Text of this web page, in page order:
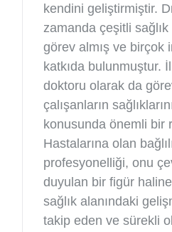
kendini geliştirmiştir.
zamanda çeşitli
görev almış ve birçok
katkıda bulunmuştur.
doktoru olarak da
çalışanların
konusunda önemli bir
Hastalarına olan
profesyonelliği, onu
duyulan bir figür
sağlık alanındaki
takip eden ve sürekli